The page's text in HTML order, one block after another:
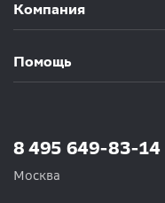
Компания
Помощь
8 495 649-83-14
Москва